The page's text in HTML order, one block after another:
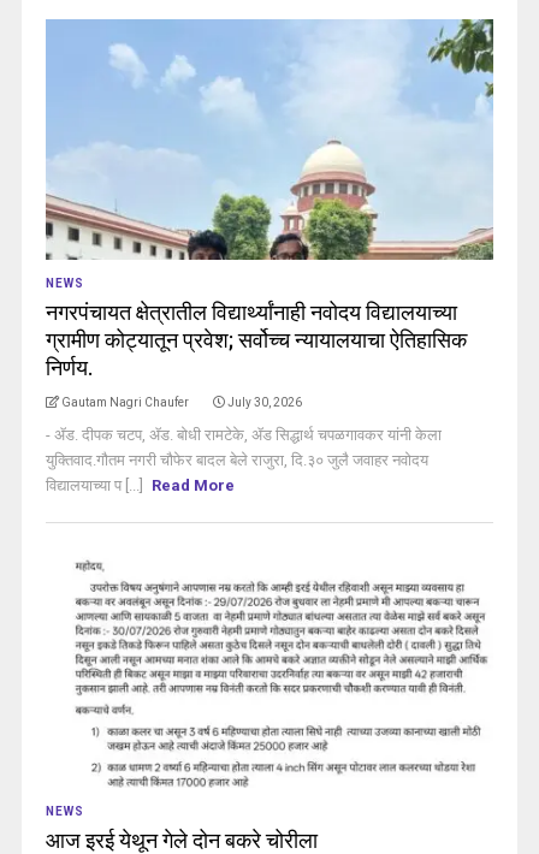
NEWS
नगरपंचायत क्षेत्रातील विद्यार्थ्यांनाही नवोदय विद्यालयाच्या
ग्रामीण कोट्यातून प्रवेश; सर्वोच्च न्यायालयाचा ऐतिहासिक
निर्णय.
Gautam Nagri Chaufer July 30, 2026
- ॲड. दीपक चटप, ॲड. बोधी रामटेके, ॲड सिद्धार्थ चपळगावकर यांनी केला
युक्तिवाद.गौतम नगरी चौफेर बादल बेले राजुरा, दि.३० जुलै जवाहर नवोदय
विद्यालयाच्या प [...]
Read More
NEWS
आज इरई येथून गेले दोन बकरे चोरीला